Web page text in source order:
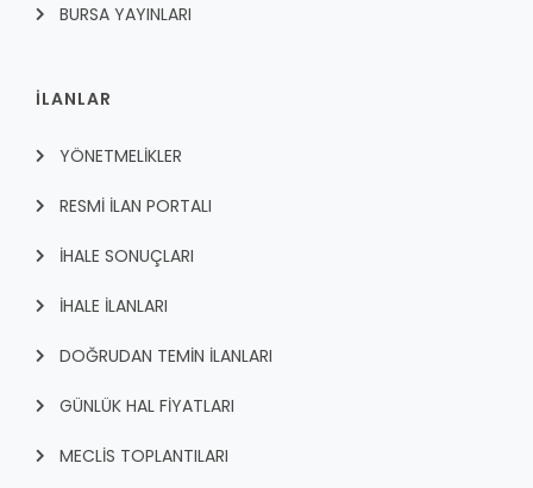
BURSA YAYINLARI
İLANLAR
YÖNETMELİKLER
RESMİ İLAN PORTALI
İHALE SONUÇLARI
İHALE İLANLARI
DOĞRUDAN TEMİN İLANLARI
GÜNLÜK HAL FİYATLARI
MECLİS TOPLANTILARI